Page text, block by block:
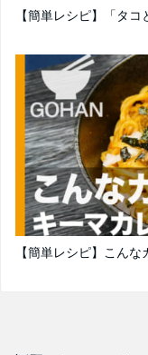
【簡単レシピ】「タ
【簡単レシピ】こん